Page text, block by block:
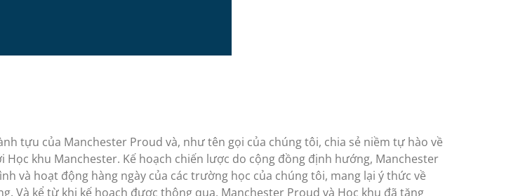
tựu của Manchester Proud và, như tên gọi của chúng tôi, chia sẻ niềm tự hào về
khu Manchester. Kế hoạch chiến lược do cộng đồng định hướng, Manchester
và hoạt động hàng ngày của các trường học của chúng tôi, mang lại ý thức về
Và kể từ khi kế hoạch được thông qua, Manchester Proud và Học khu đã tăng